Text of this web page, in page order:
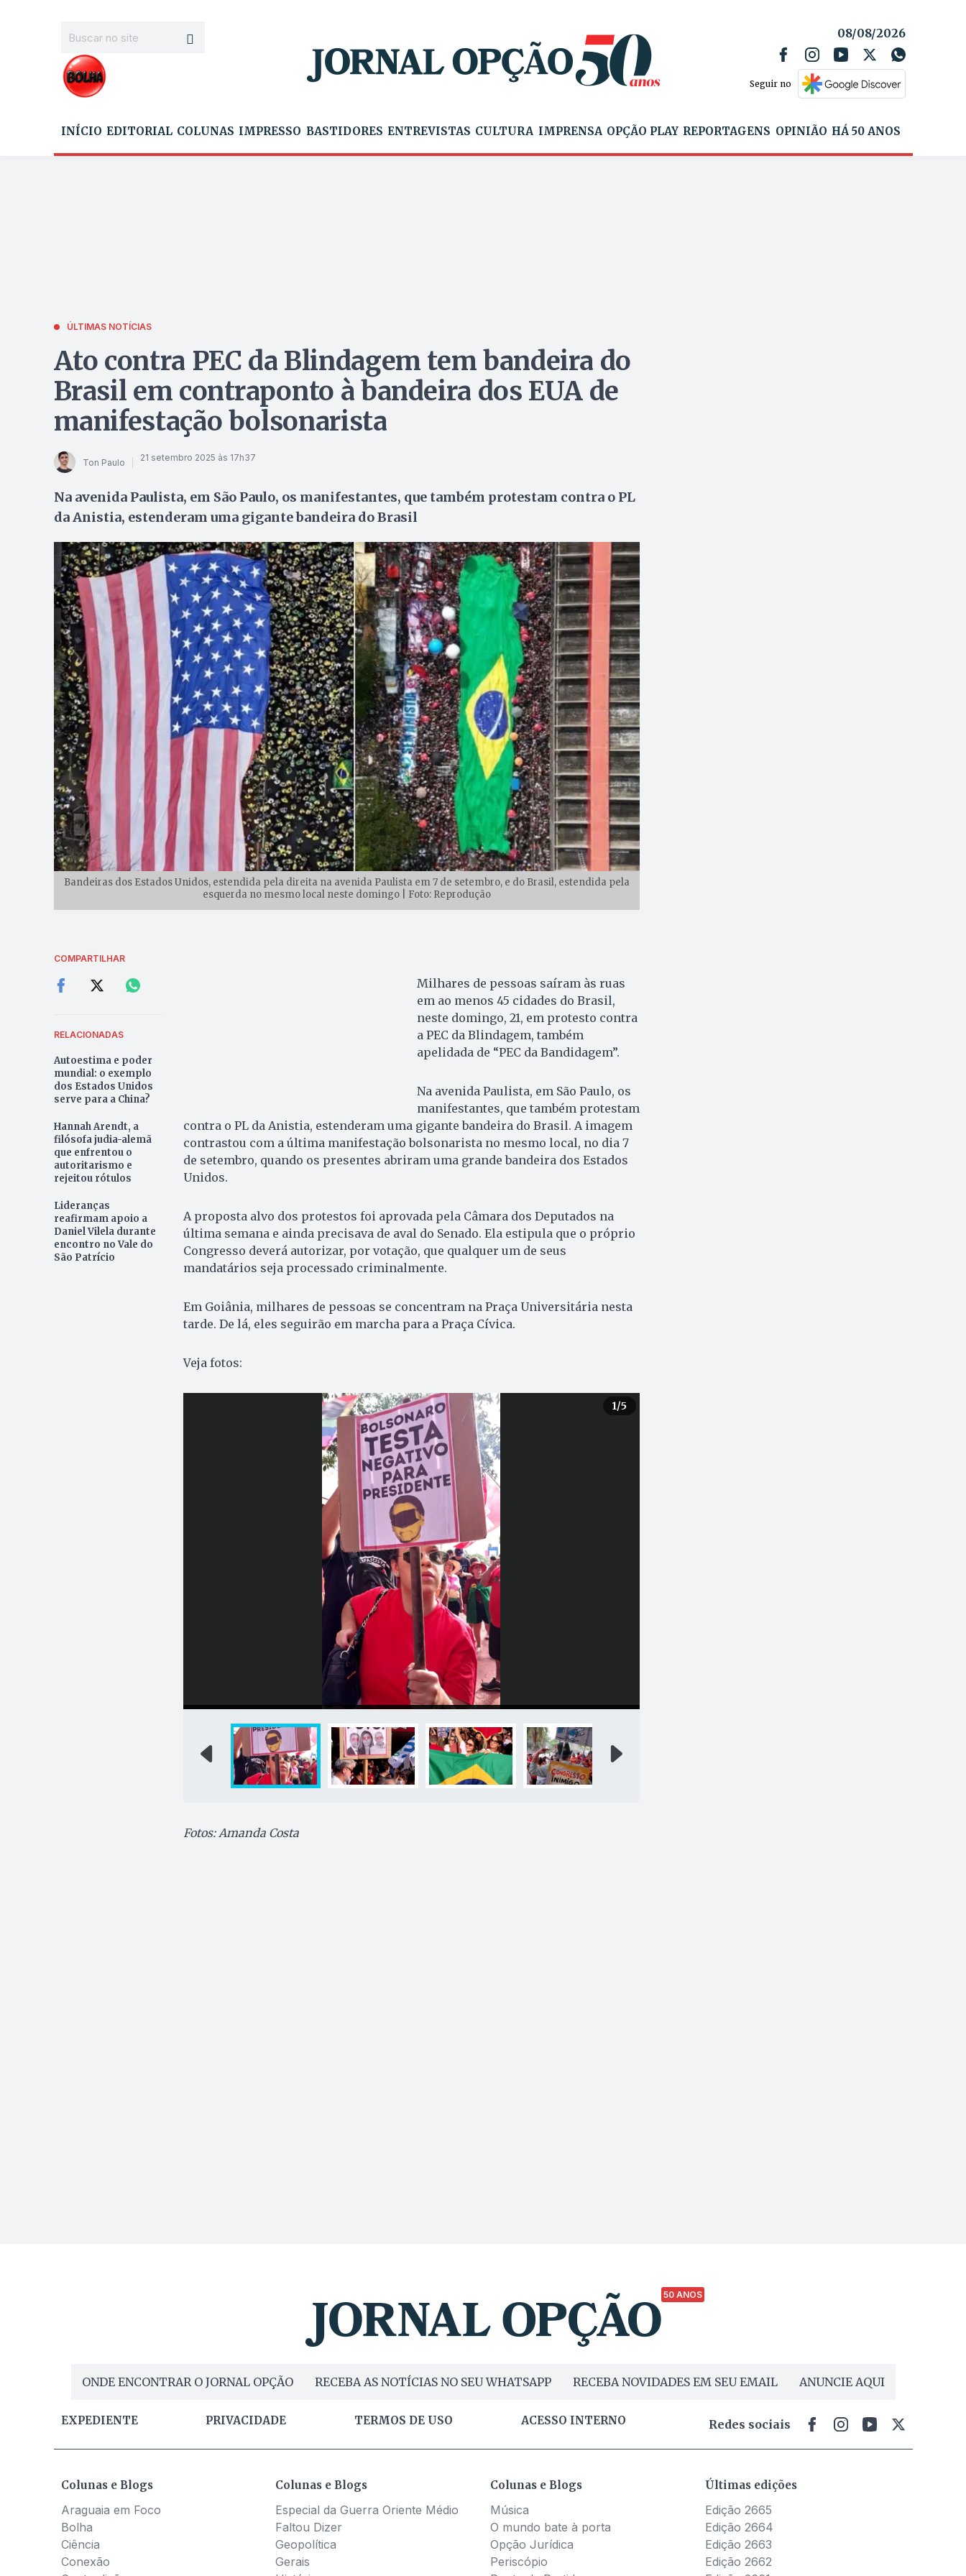
08/08/2026
Seguir no
INÍCIO EDITORIAL COLUNAS IMPRESSO BASTIDORES ENTREVISTAS CULTURA IMPRENSA OPÇÃO PLAY REPORTAGENS OPINIÃO HÁ 50 ANOS
ÚLTIMAS NOTÍCIAS
Ato contra PEC da Blindagem tem bandeira do
Brasil em contraponto à bandeira dos EUA de
manifestação bolsonarista
Ton Paulo 21 setembro 2025 às 17h37
Na avenida Paulista, em São Paulo, os manifestantes, que também protestam contra o PL
da Anistia, estenderam uma gigante bandeira do Brasil
Bandeiras dos Estados Unidos, estendida pela direita na avenida Paulista em 7 de setembro, e do Brasil, estendida pela
esquerda no mesmo local neste domingo | Foto: Reprodução
COMPARTILHAR
RELACIONADAS
Autoestima e poder
mundial: o exemplo
dos Estados Unidos
serve para a China?
Hannah Arendt, a
filósofa judia-alemã
que enfrentou o
autoritarismo e
rejeitou rótulos
Lideranças
reafirmam apoio a
Daniel Vilela durante
encontro no Vale do
São Patrício
Milhares de pessoas saíram às ruas
em ao menos 45 cidades do Brasil,
neste domingo, 21, em protesto contra
a PEC da Blindagem, também
apelidada de “PEC da Bandidagem”.
Na avenida Paulista, em São Paulo, os
manifestantes, que também protestam
contra o PL da Anistia, estenderam uma gigante bandeira do Brasil. A imagem
contrastou com a última manifestação bolsonarista no mesmo local, no dia 7
de setembro, quando os presentes abriram uma grande bandeira dos Estados
Unidos.
A proposta alvo dos protestos foi aprovada pela Câmara dos Deputados na
última semana e ainda precisava de aval do Senado. Ela estipula que o próprio
Congresso deverá autorizar, por votação, que qualquer um de seus
mandatários seja processado criminalmente.
Em Goiânia, milhares de pessoas se concentram na Praça Universitária nesta
tarde. De lá, eles seguirão em marcha para a Praça Cívica.
Veja fotos:
1/5
Fotos: Amanda Costa
50 ANOS
ONDE ENCONTRAR O JORNAL OPÇÃO RECEBA AS NOTÍCIAS NO SEU WHATSAPP RECEBA NOVIDADES EM SEU EMAIL ANUNCIE AQUI
EXPEDIENTE PRIVACIDADE TERMOS DE USO ACESSO INTERNO Redes sociais
Colunas e Blogs
Araguaia em Foco
Bolha
Ciência
Conexão
Colunas e Blogs
Especial da Guerra Oriente Médio
Faltou Dizer
Geopolítica
Gerais
Colunas e Blogs
Música
O mundo bate à porta
Opção Jurídica
Periscópio
Últimas edições
Edição 2665
Edição 2664
Edição 2663
Edição 2662